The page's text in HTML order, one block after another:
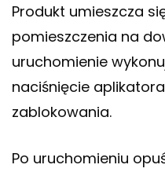
Produkt umieszcza
pomieszczenia na
uruchomienie
naciśnięcie
zablokowania.
Po uruchomieniu